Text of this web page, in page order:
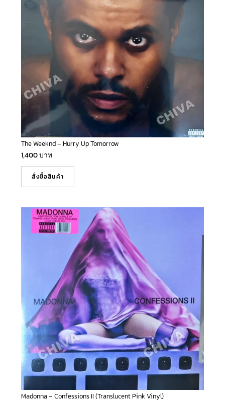
The Weeknd – Hurry Up Tomorrow
1,400บาท
สั่งซื้อสินค้า
Madonna – Confessions II (Translucent Pink Vinyl)